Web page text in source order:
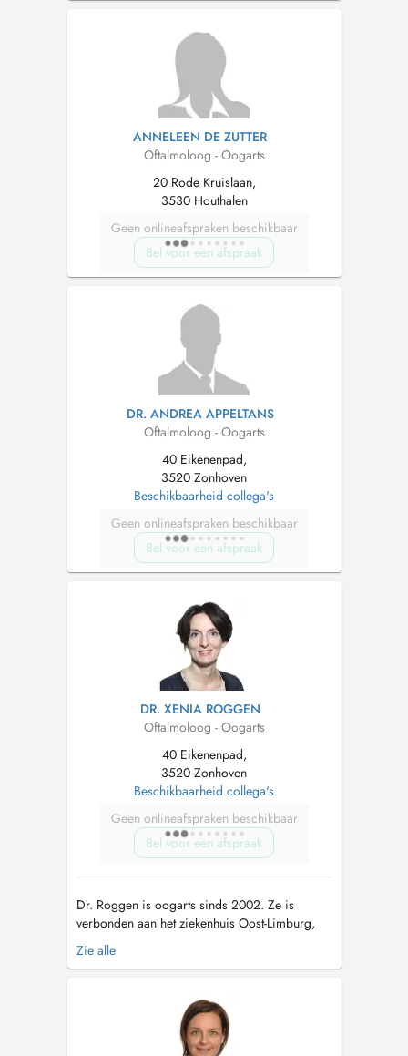
ANNELEEN DE ZUTTER
Oftalmoloog - Oogarts
20 Rode Kruislaan,
3530 Houthalen
Geen onlineafspraken beschikbaar
Bel voor een afspraak
DR. ANDREA APPELTANS
Oftalmoloog - Oogarts
40 Eikenenpad,
3520 Zonhoven
Beschikbaarheid collega's
Geen onlineafspraken beschikbaar
Bel voor een afspraak
DR. XENIA ROGGEN
Oftalmoloog - Oogarts
40 Eikenenpad,
3520 Zonhoven
Beschikbaarheid collega's
Geen onlineafspraken beschikbaar
Bel voor een afspraak
Dr. Roggen is oogarts sinds 2002. Ze is
verbonden aan het ziekenhuis Oost-Limburg,
Campus St. Jan en Campus St. Barbara. Naast
algemene oogheelkunde is ze gespecialiseerd
glaucoompathologie (hoge oogdruk)...
Zie alle